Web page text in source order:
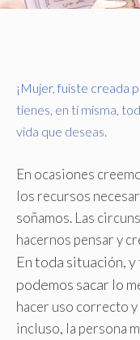
¡Mujer, fuiste creada
tienes, en ti misma,
vida que deseas.
En ocasiones
los recursos
soñamos. Las
hacernos pensar y
En toda situación,
podemos sacar lo
hacer uso correcto
incluso, la persona